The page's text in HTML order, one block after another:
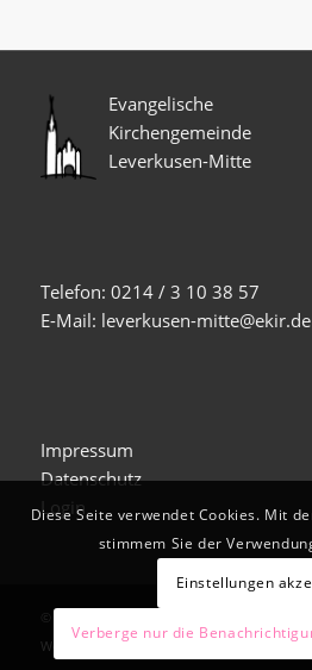
Evangelische
Kirchengemeinde
Leverkusen-Mitte
Telefon: 0214 / 3 10 38 57
E-Mail: leverkusen-mitte@ekir.de
Impressum
Datenschutz
Login
Evangelische Kirche
WordPress Theme
Diese Seite verwendet Cookies. Mit
stimmem Sie der
Einstellungen
Verberge nur die